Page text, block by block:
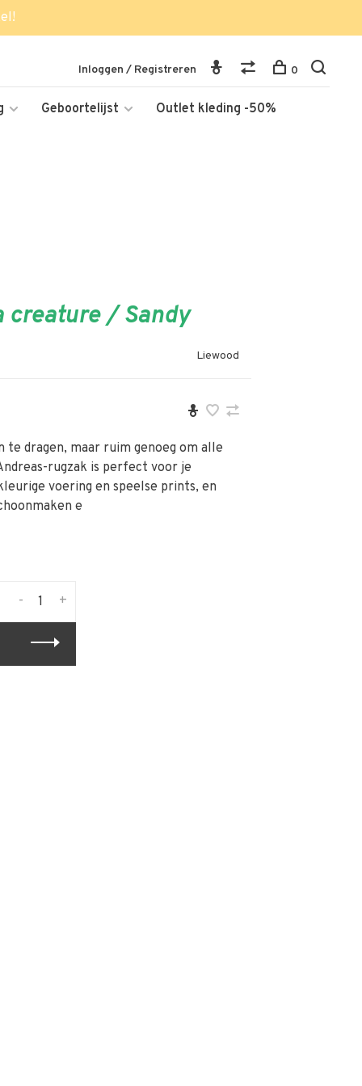
Geboortelijst Outlet kleding -50%
Inloggen / Registreren 0
creature / Sandy
Liewood
dragen, maar ruim genoeg om alle
rugzak is perfect voor je
voering en speelse prints, en
e
+
-